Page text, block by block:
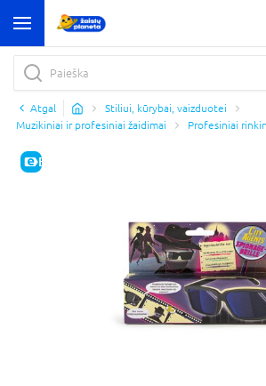
Atgal
Stiliui, kūrybai, vaizduotei
Muzikiniai ir profesiniai žaidimai
Profesiniai
E-KAINA